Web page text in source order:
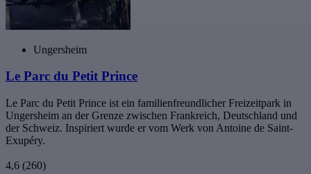
Ungersheim
Le Parc du Petit Prince
Le Parc du Petit Prince ist ein familienfreundlicher Freizeitpark in
Ungersheim an der Grenze zwischen Frankreich, Deutschland und
der Schweiz. Inspiriert wurde er vom Werk von Antoine de Saint-
Exupéry.
4,6 (260)